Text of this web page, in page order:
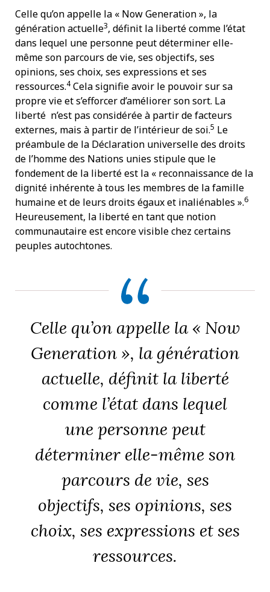
Celle qu’on appelle la « Now Generation », la
génération actuelle3, définit la liberté comme l’état
dans lequel une personne peut déterminer elle-
même son parcours de vie, ses objectifs, ses
opinions, ses choix, ses expressions et ses
ressources.4 Cela signifie avoir le pouvoir sur sa
propre vie et s’efforcer d’améliorer son sort. La
liberté n’est pas considérée à partir de facteurs
externes, mais à partir de l’intérieur de soi.5 Le
préambule de la Déclaration universelle des droits
de l’homme des Nations unies stipule que le
fondement de la liberté est la « reconnaissance de la
dignité inhérente à tous les membres de la famille
humaine et de leurs droits égaux et inaliénables ».6
Heureusement, la liberté en tant que notion
communautaire est encore visible chez certains
peuples autochtones.
Celle qu’on appelle la « Now
Generation », la génération
actuelle, définit la liberté
comme l’état dans lequel
une personne peut
déterminer elle-même son
parcours de vie, ses
objectifs, ses opinions, ses
choix, ses expressions et ses
ressources.